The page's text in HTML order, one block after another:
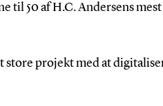
til 50 af H.C. Andersens
store projekt med at